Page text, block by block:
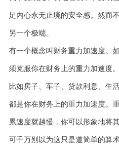
足内心永无止境的安全感。然而
另一个极端。
有一个概念叫财务重力加速度。
须克服你在财务上的重力加速度。
比如房子、车子、贷款利息、生
都是你在财务上的重力加速度。
累速度就越慢，你可以形象地将其
可千万别以为这只是道简单的算